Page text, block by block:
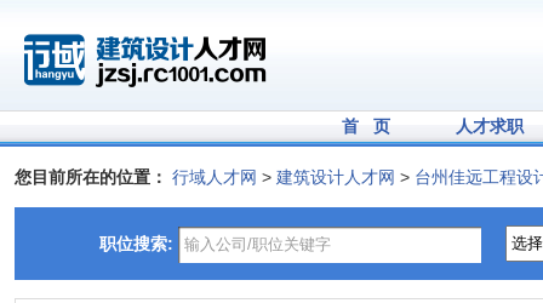
首 页 人才求职
您目前所在的位置： 行域人才网 > 建筑设计人才网 > 台州佳远工程设
职位搜索: